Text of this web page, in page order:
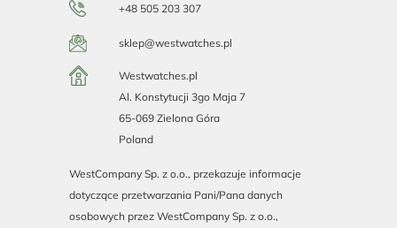
+48 505 203 307
sklep@westwatches.pl
Westwatches.pl
Al. Konstytucji 3go Maja 7
65-069 Zielona Góra
Poland
WestCompany Sp. z o.o., przekazuje informacje
dotyczące przetwarzania Pani/Pana danych
osobowych przez WestCompany Sp. z o.o.,